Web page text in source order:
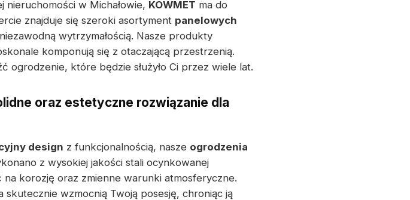
nieruchomości w Michałowie, KOWMET ma do
znajduje się szeroki asortyment panelowych
wytrzymałością. Nasze produkty
komponują się z otaczającą przestrzenią.
które będzie służyło Ci przez wiele lat.
oraz estetyczne rozwiązanie dla
design z funkcjonalnością, nasze ogrodzenia
z wysokiej jakości stali ocynkowanej
korozję oraz zmienne warunki atmosferyczne.
skutecznie wzmocnią Twoją posesję, chroniąc ją